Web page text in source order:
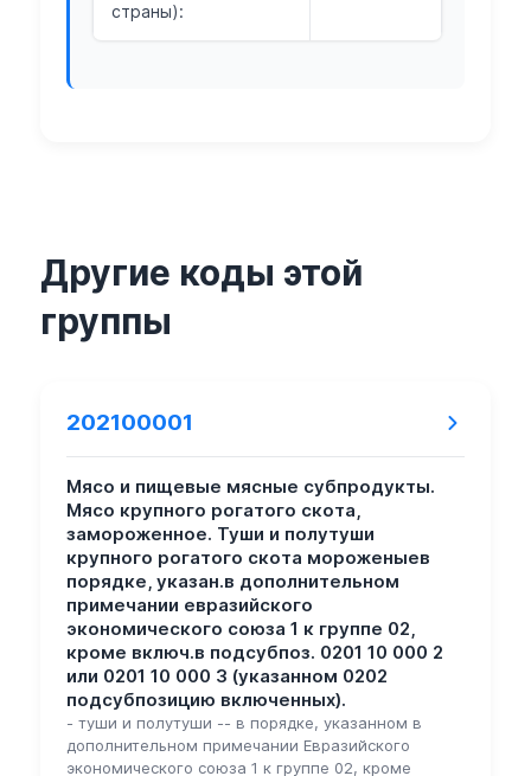
страны):
Другие коды этой
группы
202100001
Мясо и пищевые мясные субпродукты.
Мясо крупного рогатого скота,
замороженное. Туши и полутуши
крупного рогатого скота мороженыев
порядке, указан.в дополнительном
примечании евразийского
экономического союза 1 к группе 02,
кроме включ.в подсубпоз. 0201 10 000 2
или 0201 10 000 3 (указанном 0202
подсубпозицию включенных).
- туши и полутуши -- в порядке, указанном в
дополнительном примечании Евразийского
экономического союза 1 к группе 02, кроме